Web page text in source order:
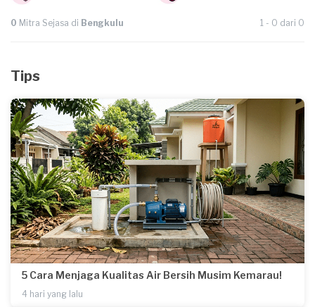
0 Mitra Sejasa di Bengkulu 1 - 0 dari 0
Tips
5 Cara Menjaga Kualitas Air Bersih Musim Kemarau!
4 hari yang lalu